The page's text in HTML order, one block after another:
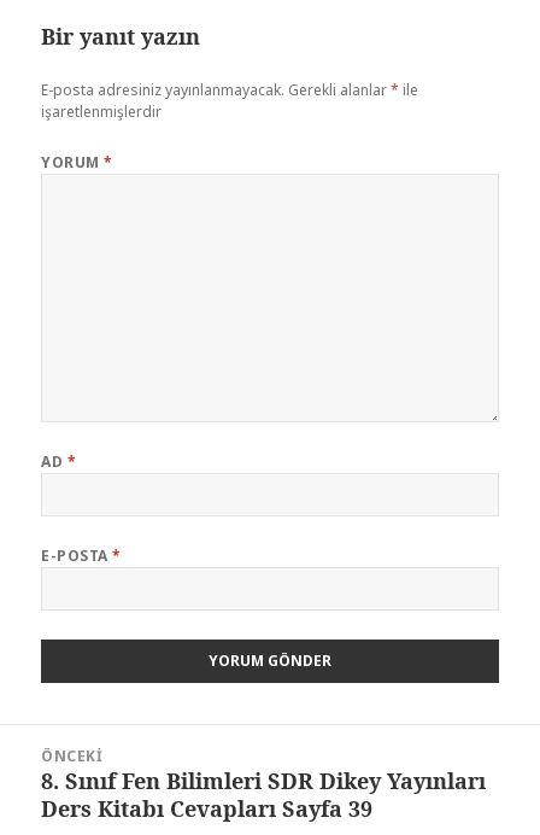
Bir yanıt yazın
E-posta adresiniz yayınlanmayacak. Gerekli alanlar* ile
işaretlenmişlerdir
YORUM*
AD *
E-POSTA*
gezinmesi
ÖNCEKI
Önceki
yazı:
8. Sınıf Fen Bilimleri SDR Dikey Yayınları
Ders Kitabı Cevapları Sayfa 39